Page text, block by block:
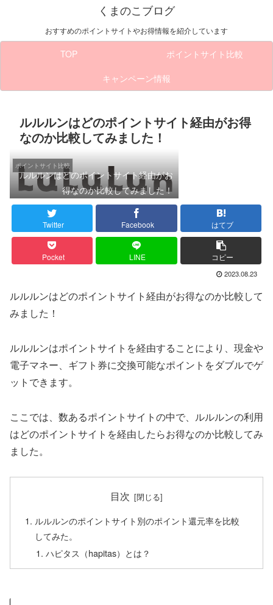
くまのこブログ
おすすめのポイントサイトやお得情報を紹介しています
TOP
ポイントサイト比較
キャンペーン情報
ルルルンはどのポイントサイト経由がお得
なのか比較してみました！
ポイントサイト比較
ルルルンはどのポイントサイト経由がお
得なのか比較してみました！
Twitter Facebook はてブ
Pocket LINE コピー
2023.08.23
ルルルンはどのポイントサイト経由がお得なのか比較して
みました！
ルルルンはポイントサイトを経由することにより、現金や
電子マネー、ギフト券に交換可能なポイントをダブルでゲ
ットできます。
ここでは、数あるポイントサイトの中で、ルルルンの利用
はどのポイントサイトを経由したらお得なのか比較してみ
ました。
目次
ルルルンのポイントサイト別のポイント還元率を比較
してみた。
ハピタス（hapitas）とは？